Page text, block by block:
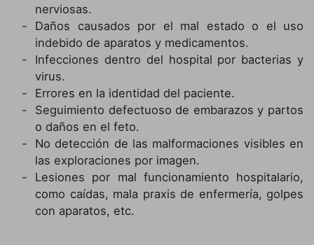
nerviosas.
Daños causados por el mal estado o el uso
indebido de aparatos y medicamentos.
Infecciones dentro del hospital por bacterias y
virus.
Errores en la identidad del paciente.
Seguimiento defectuoso de embarazos y partos
o daños en el feto.
No detección de las malformaciones visibles en
las exploraciones por imagen.
Lesiones por mal funcionamiento hospitalario,
como caídas, mala praxis de enfermería, golpes
con aparatos, etc.